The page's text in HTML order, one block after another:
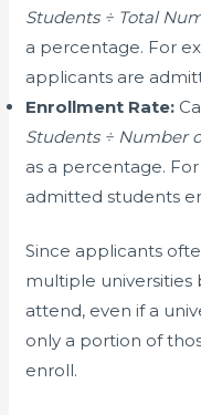
Students ÷ Total
a percentage. For
applicants are
Enrollment Rate:
Students ÷ Number
as a percentage.
admitted students
Since applicants
multiple universities
attend, even if a
only a portion of
enroll.